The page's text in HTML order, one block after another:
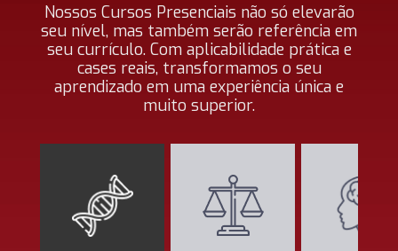
Nossos Cursos Presenciais não só elevarão
seu nível, mas também serão referência em
seu currículo. Com aplicabilidade prática e
cases reais, transformamos o seu
aprendizado em uma experiência única e
muito superior.